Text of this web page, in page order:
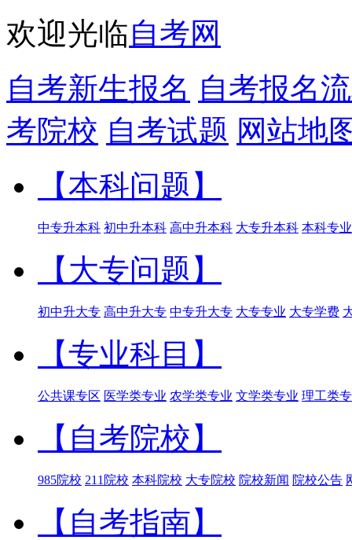
欢迎光临自考网
自考新生报名 自考报名
考院校 自考试题 网站地
【本科问题】
中专升本科 初中升本科 高中升本科 大专升本科 本科专业
【大专问题】
初中升大专 高中升大专 中专升大专 大专专业 大专学费
【专业科目】
公共课专区 医学类专业 农学类专业 文学类专业 理工类
【自考院校】
985院校 211院校 本科院校 大专院校 院校新闻 院校公告
【自考指南】